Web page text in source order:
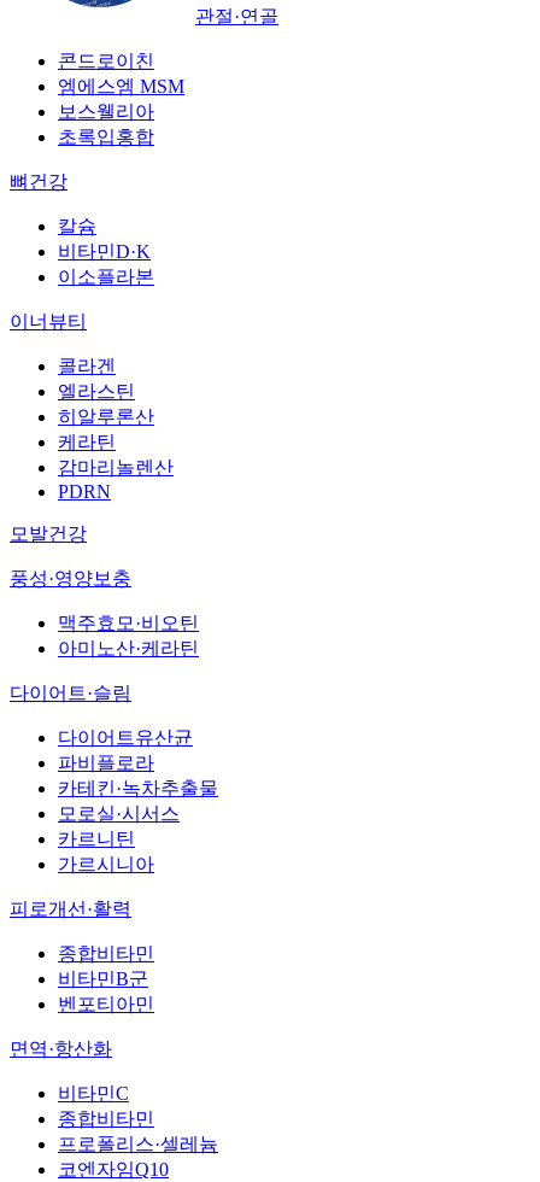
관절·연골
콘드로이친
엠에스엠 MSM
보스웰리아
초록입홍합
뼈건강
칼슘
비타민D·K
이소플라본
이너뷰티
콜라겐
엘라스틴
히알루론산
케라틴
감마리놀렌산
PDRN
모발건강
풍성·영양보충
맥주효모·비오틴
아미노산·케라틴
다이어트·슬림
다이어트유산균
파비플로라
카테킨·녹차추출물
모로실·시서스
카르니틴
가르시니아
피로개선·활력
종합비타민
비타민B군
벤포티아민
면역·항산화
비타민C
종합비타민
프로폴리스·셀레늄
코엔자임Q10